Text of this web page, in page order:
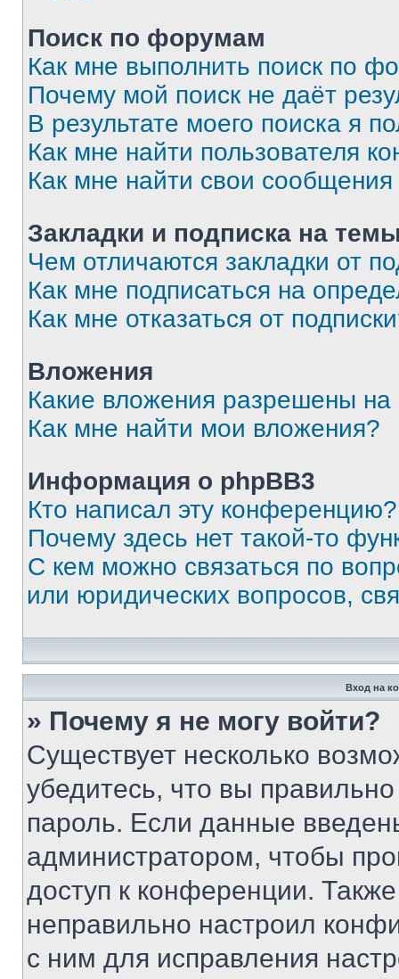
Поиск по форумам
Как мне выполнить поиск по
Почему мой поиск не даёт
В результате моего поиска я
Как мне найти пользователя
Как мне найти свои
Закладки и подписка на
Чем отличаются закладки от
Как мне подписаться на
Как мне отказаться от
Вложения
Какие вложения разрешены
Как мне найти мои вложения?
Информация о phpBB3
Кто написал эту конференцию?
Почему здесь нет такой-то
С кем можно связаться по
или юридических вопросов,
Вход на
» Почему я не могу войти?
Существует несколько
убедитесь, что вы
пароль. Если данные
администратором, чтобы
доступ к конференции.
неправильно настроил
с ним для исправления